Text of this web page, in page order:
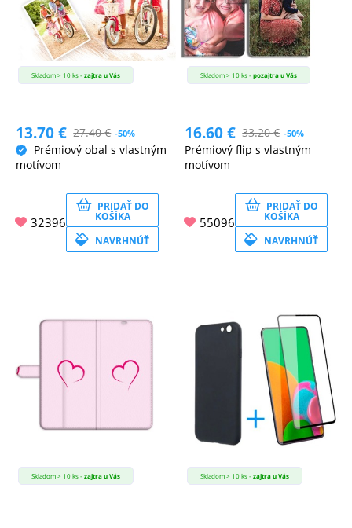
Skladom > 10 ks -zajtra u Vás
13.70€ 27.40€ -50%
Prémiový obal s vlastným
motívom
32396
PRIDAŤ DO
KOŠÍKA
NAVRHNÚŤ
Skladom > 10 ks -pozajtra u Vás
16.60€ 33.20€ -50%
Prémiový flip s vlastným
motívom
55096
PRIDAŤ DO
KOŠÍKA
NAVRHNÚŤ
Skladom > 10 ks -zajtra u Vás Skladom > 10 ks -zajtra u Vás